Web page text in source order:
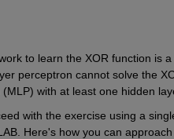
to learn the XOR function is
perceptron cannot solve the
with at least one hidden
with the exercise using a
Here's how you can approach